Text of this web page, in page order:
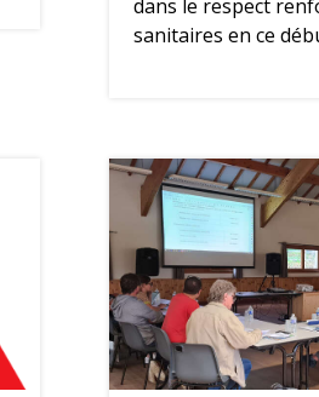
dans le respect
sanitaires en ce